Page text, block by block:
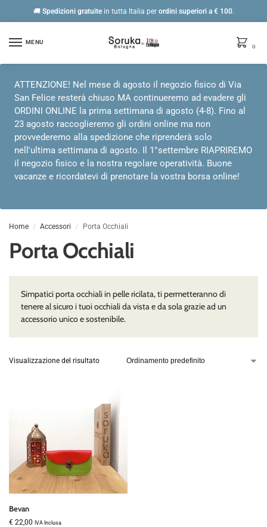
🚚 Spedizioni gratuitein tutta Italia per ordini superiori a € 100.
MENU
0
ATTENZIONE! Nel mese di agosto il negozio fisico di Via
San Felice resterà chiuso MA continueremo ad evadere gli
ORDINI ONLINE la prima settimana di agosto (4-8). Fino al
23 agosto raccoglieremo gli ordini online ma non
provvederemo alla spedizione che riprenderà solo
nell'ultima settimana di agosto. Il 1°settembre RIAPRIREMO
il negozio fisico e la nostra regolare operatività. Buone
vacanze e ricordatevi di prenotare la vostra borsa online!
Home / Accessori / Porta Occhiali
Porta Occhiali
Simpatici porta occhiali in pelle ricilata, ti permetteranno di
tenere al sicuro i tuoi occhiali da vista e da sola grazie ad un
accessorio unico e sostenibile.
Visualizzazione del risultato
Bevan
€ 22,00 IVA Inclusa